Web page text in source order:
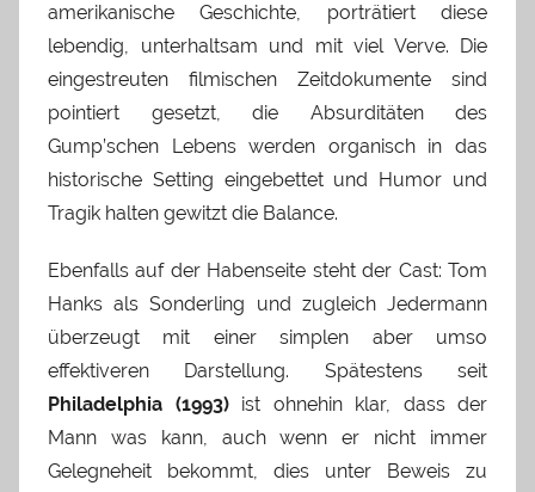
amerikanische Geschichte, porträtiert diese
lebendig, unterhaltsam und mit viel Verve. Die
eingestreuten filmischen Zeitdokumente sind
pointiert gesetzt, die Absurditäten des
Gump’schen Lebens werden organisch in das
historische Setting eingebettet und Humor und
Tragik halten gewitzt die Balance.
Ebenfalls auf der Habenseite steht der Cast: Tom
Hanks als Sonderling und zugleich Jedermann
überzeugt mit einer simplen aber umso
effektiveren Darstellung. Spätestens seit
Philadelphia (1993)ist ohnehin klar, dass der
Mann was kann, auch wenn er nicht immer
Gelegneheit bekommt, dies unter Beweis zu